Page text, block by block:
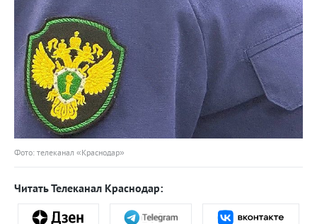
Фото: телеканал «Краснодар»
Читать Телеканал Краснодар: